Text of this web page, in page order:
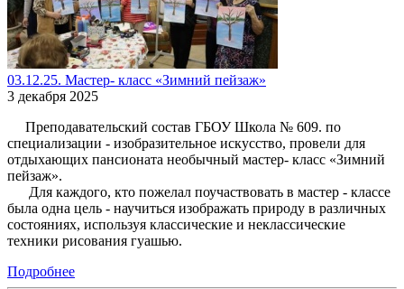
03.12.25. Мастер- класс «Зимний пейзаж»
3 декабря 2025
Преподавательский состав ГБОУ Школа № 609. по
специализации - изобразительное искусство, провели для
отдыхающих пансионата необычный мастер- класс «Зимний
пейзаж».
Для каждого, кто пожелал поучаствовать в мастер - классе
была одна цель - научиться изображать природу в различных
состояниях, используя классические и неклассические
техники рисования гуашью.
Подробнее